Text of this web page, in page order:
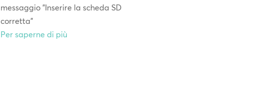
messaggio "Inserire la scheda SD
corretta"
Per saperne di più